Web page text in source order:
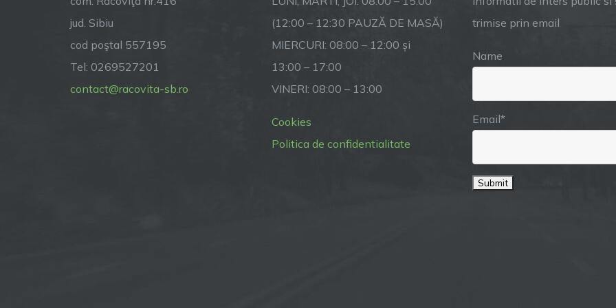
jud. Sibiu
cod poştal 557195
Tel: 0269527201
contact@racovita-sb.ro
(12:00 – 12:30 PAUZĂ DE MASĂ)
MIERCURI: 08:00 – 12:00 și
13:00 – 17:00
VINERI: 08:00 – 13:00
Cookies
Politica de confidentialitate
trimise prin email
Name
Email*